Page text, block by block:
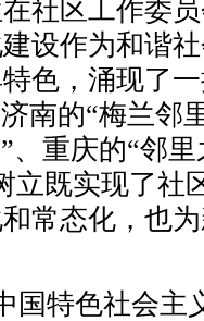
社区工作委
设作为和谐
色，涌现了
南的“梅兰邻
、重庆的“邻
立既实现了社
常态化，也
特色社会主